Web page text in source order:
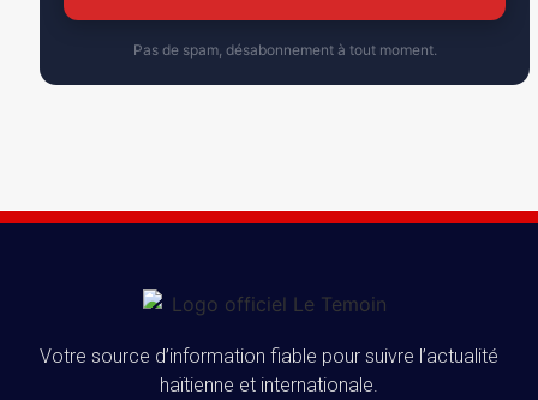
Pas de spam, désabonnement à tout moment.
Votre source d’information fiable pour suivre l’actualité
haïtienne et internationale.